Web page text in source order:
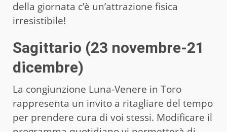
della giornata c’è un’attrazione fisica
irresistibile!
Sagittario (23 novembre-21
dicembre)
La congiunzione Luna-Venere in Toro
rappresenta un invito a ritagliare del tempo
per prendere cura di voi stessi. Modificare il